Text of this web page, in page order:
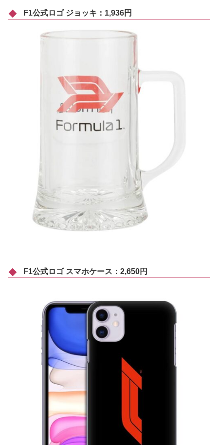
F1公式ロゴ ジョッキ：1,936円
F1公式ロゴ スマホケース：2,650円